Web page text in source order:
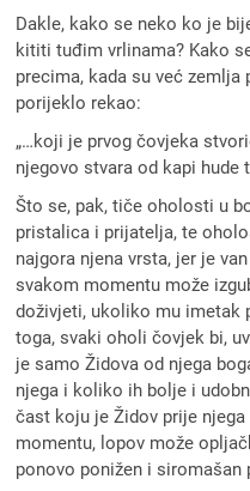
Dakle, kako se neko ko je
kititi tuđim vrlinama? Kako
precima, kada su već
porijeklo rekao:
„…koji je prvog čovjeka
njegovo stvara od kapi hude
Što se, pak, tiče oholosti u
pristalica i prijatelja, te
najgora njena vrsta, jer je
svakom momentu može
doživjeti, ukoliko mu imetak
toga, svaki oholi čovjek bi,
je samo Židova od njega
njega i koliko ih bolje i
čast koju je Židov prije
momentu, lopov može
ponovo ponižen i siromašan